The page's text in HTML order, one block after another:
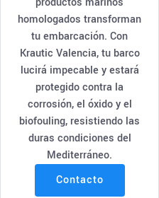
homologados transforman
tu embarcación. Con
Krautic Valencia, tu barco
lucirá impecable y estará
protegido contra la
corrosión, el óxido y el
biofouling, resistiendo las
duras condiciones del
Mediterráneo.
Contacto